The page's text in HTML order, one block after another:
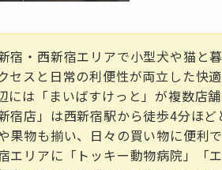
宿・西新宿エリアで小型犬や猫と
セスと日常の利便性が両立した快
には「まいばすけっと」が複数店
宿店」は西新宿駅から徒歩4分ほど
果物も揃い、日々の買い物に便利で
エリアに「トッキー動物病院」「